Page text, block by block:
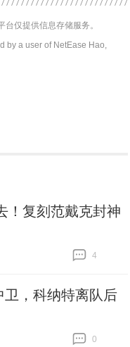
仅提供信息存储服务。
by a user of NetEase Hao,
！复刻范戴克封神
4
，科纳特离队后
0